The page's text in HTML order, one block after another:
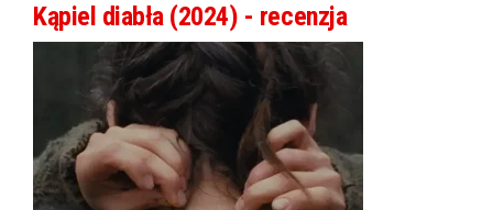
Kąpiel diabła (2024) - recenzja